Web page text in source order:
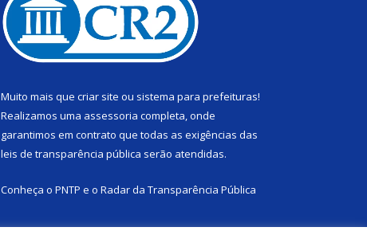
Muito mais que criar site ou sistema para prefeituras!
Realizamos uma assessoria completa, onde
garantimos em contrato que todas as exigências das
leis de transparência pública serão atendidas.
Conheça o PNTP e o Radar da Transparência Pública